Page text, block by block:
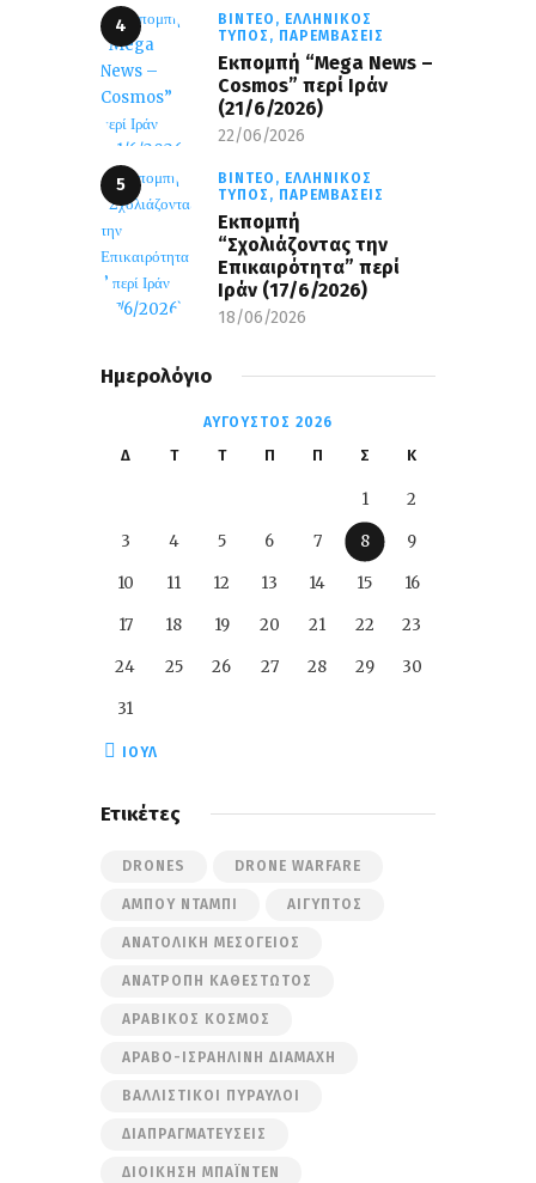
ΒΊΝΤΕΟ, ΕΛΛΗΝΙΚΌΣ
ΤΎΠΟΣ, ΠΑΡΕΜΒΆΣΕΙΣ
Eκπομπή “Mega News –
Cosmos” περί Ιράν
(21/6/2026)
22/06/2026
ΒΊΝΤΕΟ, ΕΛΛΗΝΙΚΌΣ
ΤΎΠΟΣ, ΠΑΡΕΜΒΆΣΕΙΣ
Εκπομπή
“Σχολιάζοντας την
Επικαιρότητα” περί
Ιράν (17/6/2026)
18/06/2026
Ημερολόγιο
ΑΎΓΟΥΣΤΟΣ 2026
Δ Τ Τ Π Π Σ Κ
1 2
3 4 5 6 7 8 9
10 11 12 13 14 15 16
17 18 19 20 21 22 23
24 25 26 27 28 29 30
31
« ΙΟΎΛ
Ετικέτες
DRONES DRONE WARFARE
ΆΜΠΟΥ ΝΤΆΜΠΙ ΑΊΓΥΠΤΟΣ
ΑΝΑΤΟΛΙΚΉ ΜΕΣΌΓΕΙΟΣ
ΑΝΑΤΡΟΠΉ ΚΑΘΕΣΤΏΤΟΣ
ΑΡΑΒΙΚΌΣ ΚΌΣΜΟΣ
ΑΡΑΒΟ-ΙΣΡΑΗΛΙΝΉ ΔΙΑΜΆΧΗ
ΒΑΛΛΙΣΤΙΚΟΊ ΠΎΡΑΥΛΟΙ
ΔΙΑΠΡΑΓΜΑΤΕΎΣΕΙΣ
ΔΙΟΊΚΗΣΗ ΜΠΆΙΝΤΕΝ